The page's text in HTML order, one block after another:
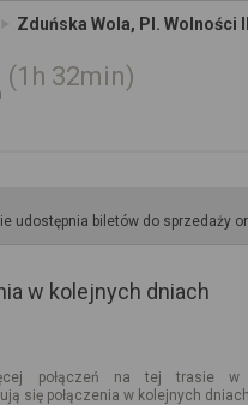
Zduńska Wola, Pl. Wolności III
1h 32min
udostępnia biletów do sprzedaży
w kolejnych dniach
połączeń na tej trasie
się połączenia w kolejnych dniach